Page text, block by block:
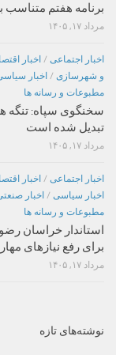
برنامه هفتم
مرداد ۱۷, ۱۴۰۵
اخبار اجتماعی / اخبار
و شهرسازی / اخبار
مطبوعات و رسانه ها
سخنگوی سپاه: تنگه
تبدیل شده است
مرداد ۱۷, ۱۴۰۵
اخبار اجتماعی / اخبار
اخبار سیاسی / اخبار
مطبوعات و رسانه ها
استاندار خراسان
برای رفع نیازهای
مرداد ۱۷, ۱۴۰۵
نوشته‌های تازه